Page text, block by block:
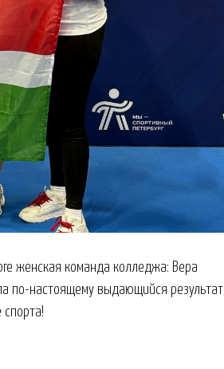
женская команда колледжа: Вера
по-настоящему выдающийся результат